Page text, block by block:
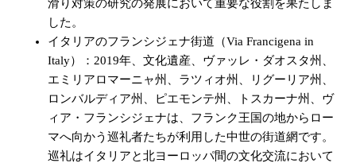
滑り対策の研究の発展において重要な役割を果たしま
した。
イタリアのフランシジェナ街道（Via Francigena in
Italy）：2019年、文化遺産、ヴァッレ・ダオスタ州、
エミリアロマーニャ州、ラツィオ州、リグーリア州、
ロンバルディア州、ピエモンテ州、トスカーナ州、ヴ
ィア・フランシジェナは、フランク王国の地からロー
マへ向かう巡礼者たちが利用した中世の街道網です。
巡礼はイタリアと北ヨーロッパ間の文化交流において